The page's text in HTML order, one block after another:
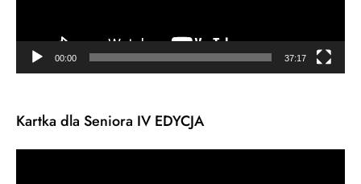
00:00 37:17
Kartka dla Seniora IV EDYCJA